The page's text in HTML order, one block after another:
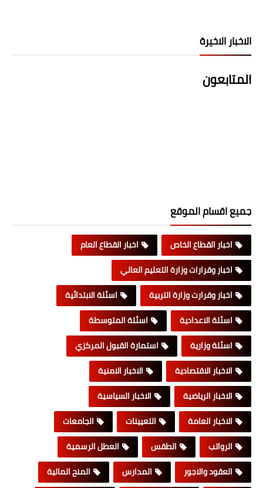
الاخبار الاخيرة
المتابعون
جميع اقسام الموقع
اخبار القطاع الخاص
اخبار القطاع العام
اخبار وقرارات وزارة التعليم العالي
اخبار وقرارت وزارة التربية
اسئلة الابتدائية
اسئلة الاعدادية
اسئلة المتوسطة
اسئلة وزارية
استمارة القبول المركزي
الاخبار الاقتصادية
الاخبار الامنية
الاخبار الرياضية
الاخبار السياسية
الاخبار العامة
التعيينات
الجامعات
الرواتب
الطقس
العطل الرسمية
العقود والاجور
المدارس
المنح المالية